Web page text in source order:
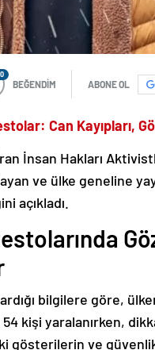
0
BEĞENDİM ABONE OL
Can Kayıpları,
İnsan Hakları
ve ülke geneline
açıkladı.
bilgilere göre,
kişi yaralanırken,
gösterilerin ve